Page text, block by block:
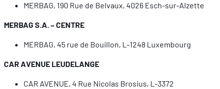
MERBAG, 190 Rue de Belvaux, 4026 Esch-sur-Alzette
MERBAG S.A. – CENTRE
MERBAG, 45 rue de Bouillon, L-1248 Luxembourg
CAR AVENUE LEUDELANGE
CAR AVENUE, 4 Rue Nicolas Brosius, L-3372